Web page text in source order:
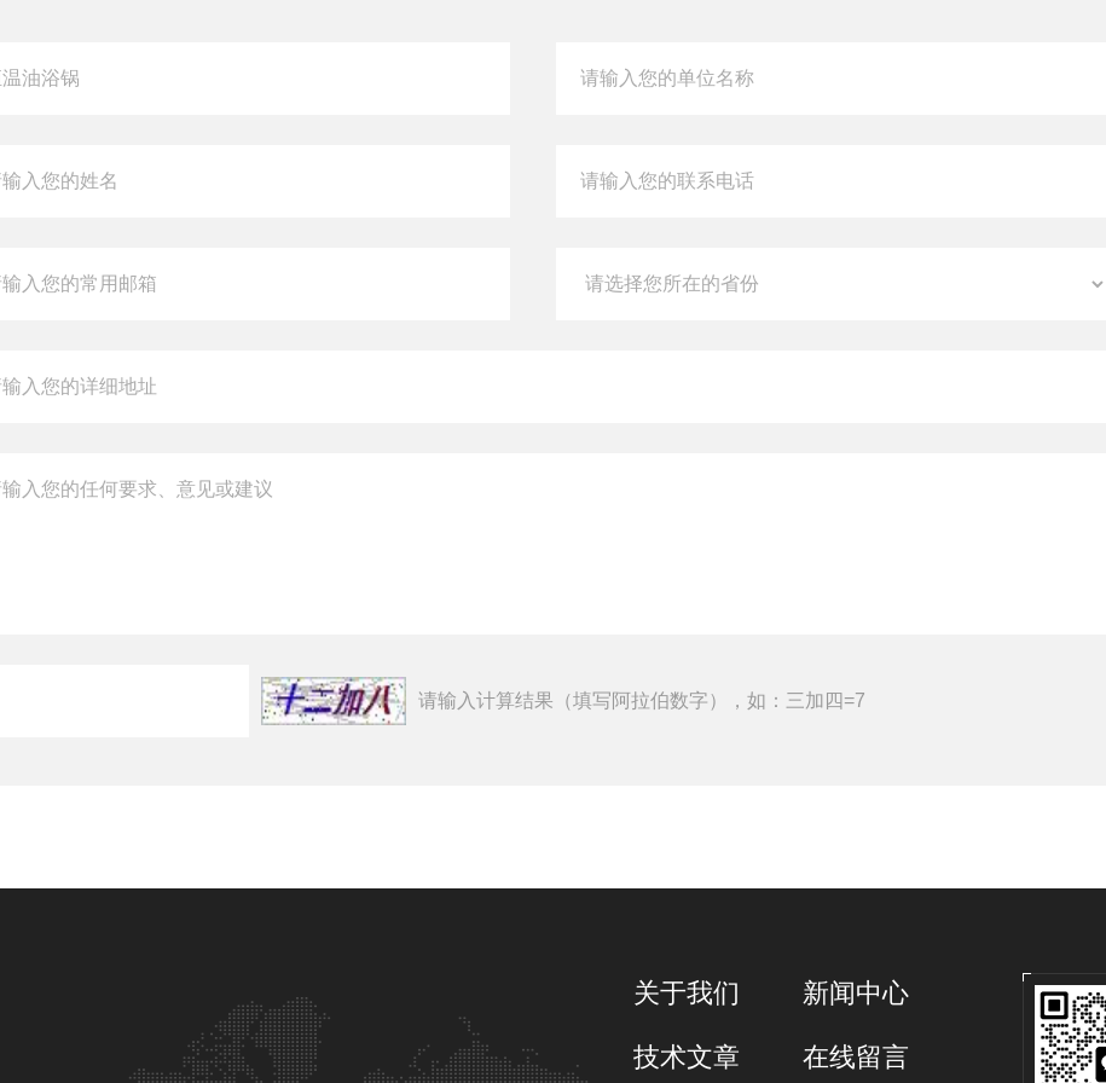
请输入计算结果（填写阿拉伯数字），如：三加四=7
关于我们 新闻中心
技术文章 在线留言